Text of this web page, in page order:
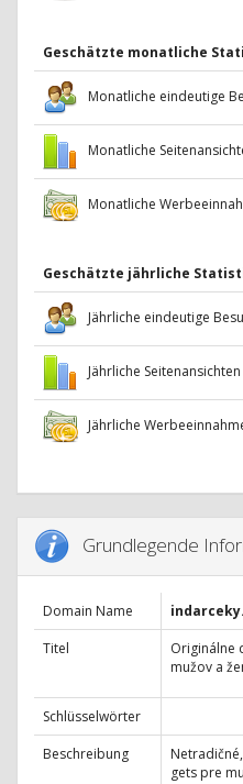
Geschätzte monatliche
Monatliche eindeutige
Monatliche
Monatliche
Geschätzte jährliche
Jährliche eindeutige
Jährliche Seitenansichten
Jährliche
Grundlegende
Domain Name
Titel
Originálne
mužov a
Schlüsselwörter
Beschreibung
gets pre